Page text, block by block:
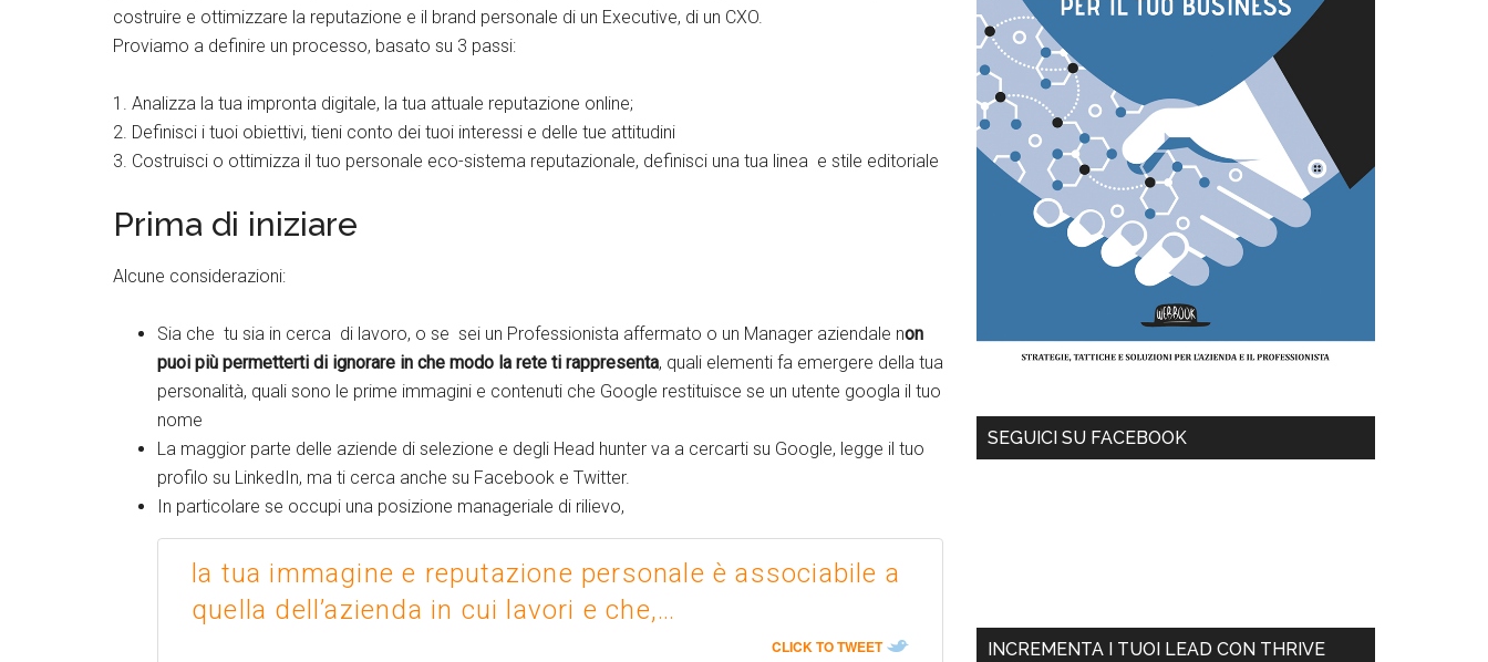
costruire e ottimizzare la reputazione e il brand personale di un Executive, di un CXO.
Proviamo a definire un processo, basato su 3 passi:
1. Analizza la tua impronta digitale, la tua attuale reputazione online;
2. Definisci i tuoi obiettivi, tieni conto dei tuoi interessi e delle tue attitudini
3. Costruisci o ottimizza il tuo personale eco-sistema reputazionale, definisci una tua linea e stile editoriale
Prima di iniziare
Alcune considerazioni:
Sia che tu sia in cerca di lavoro, o se sei un Professionista affermato o un Manager aziendale non
puoi più permetterti di ignorare in che modo la rete ti rappresenta, quali elementi fa emergere della tua
personalità, quali sono le prime immagini e contenuti che Google restituisce se un utente googla il tuo
nome
La maggior parte delle aziende di selezione e degli Head hunter va a cercarti su Google, legge il tuo
profilo su LinkedIn, ma ti cerca anche su Facebook e Twitter.
In particolare se occupi una posizione manageriale di rilievo,
la tua immagine e reputazione personale è associabile a
quella dell’azienda in cui lavori e che,…
CLICK TO TWEET
SEGUICI SU FACEBOOK
INCREMENTA I TUOI LEAD CON THRIVE